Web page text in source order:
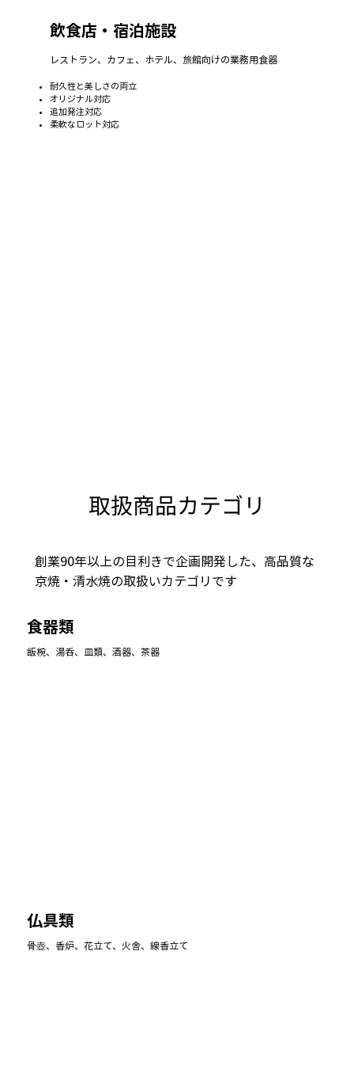
飲食店・宿泊施設
レストラン、カフェ、ホテル、旅館向けの業務用食器
耐久性と美しさの両立
オリジナル対応
追加発注対応
柔軟なロット対応
取扱商品カテゴリ
創業90年以上の目利きで企画開発した、高品質な
京焼・清水焼の取扱いカテゴリです
食器類
飯椀、湯呑、皿類、酒器、茶器
仏具類
骨壺、香炉、花立て、火舎、線香立て